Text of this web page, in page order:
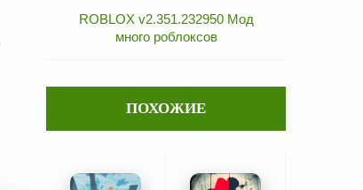
ROBLOX v2.351.232950 Мод
много роблоксов
ПОХОЖИЕ